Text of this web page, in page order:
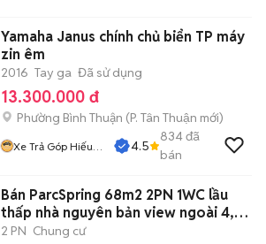
Yamaha Janus chính chủ biển TP máy
zin êm
2016 Tay ga Đã sử dụng
13.300.000 đ
Phường Bình Thuận (P. Tân Thuận mới)
Xe Trả Góp Hiếu
4.5
834đã
bán
Bán ParcSpring 68m2 2PN 1WC lầu
thấp nhà nguyên bản view ngoài 4,2
tỷ
2 PN Chung cư